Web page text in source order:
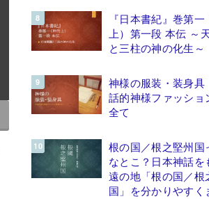
『日本書紀』巻第
上）第一段 本伝 ～
と三柱の神の化生～
神様の服装・装身具
話的神様ファッショ
全て
根の国／根之堅州国
なとこ？日本神話を
遠の地「根の国／根
国」を分かりやすく